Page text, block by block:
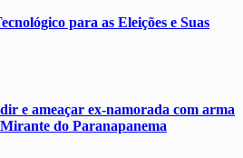
para as Eleições e Suas
e ameaçar ex-namorada com arma
do Paranapanema